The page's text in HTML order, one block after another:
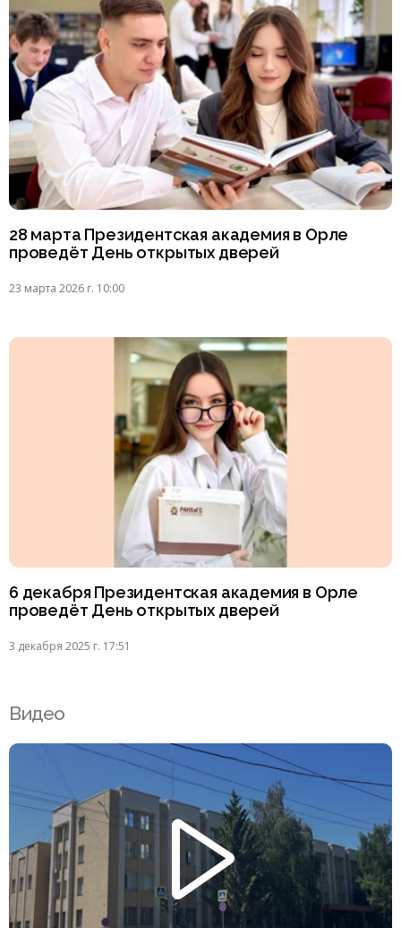
28 марта Президентская академия в Орле
проведёт День открытых дверей
23 марта 2026 г. 10:00
6 декабря Президентская академия в Орле
проведёт День открытых дверей
3 декабря 2025 г. 17:51
Видео